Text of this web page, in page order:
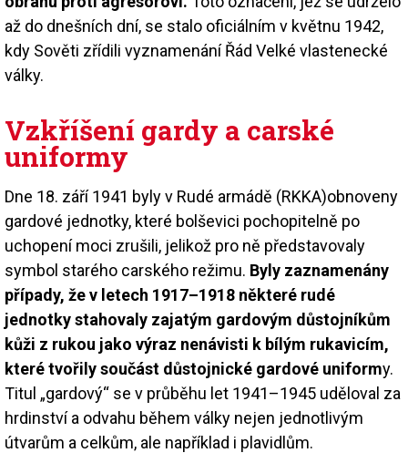
až do dnešních dní, se stalo oficiálním v květnu 1942,
kdy Sověti zřídili vyznamenání Řád Velké vlastenecké
války.
Vzkříšení gardy a carské
uniformy
Dne 18. září 1941 byly v Rudé armádě (RKKA)obnoveny
gardové jednotky, které bolševici pochopitelně po
uchopení moci zrušili, jelikož pro ně představovaly
symbol starého carského režimu. Byly zaznamenány
případy, že v letech 1917–1918 některé rudé
jednotky stahovaly zajatým gardovým důstojníkům
kůži z rukou jako výraz nenávisti k bílým rukavicím,
které tvořily součást důstojnické gardové uniformy.
Titul „gardový“ se v průběhu let 1941–1945 uděloval za
hrdinství a odvahu během války nejen jednotlivým
útvarům a celkům, ale například i plavidlům.